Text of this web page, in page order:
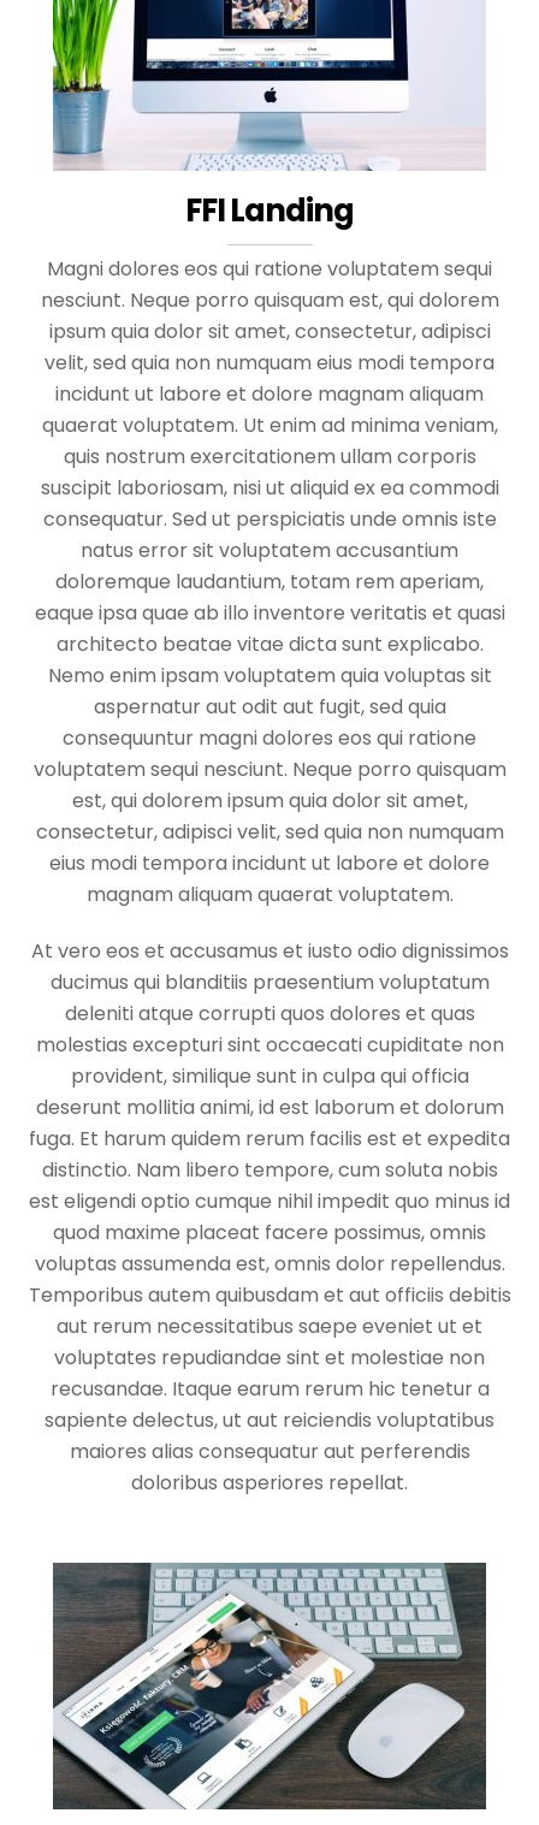
FFI Landing
Magni dolores eos qui ratione voluptatem sequi
nesciunt. Neque porro quisquam est, qui dolorem
ipsum quia dolor sit amet, consectetur, adipisci
velit, sed quia non numquam eius modi tempora
incidunt ut labore et dolore magnam aliquam
quaerat voluptatem. Ut enim ad minima veniam,
quis nostrum exercitationem ullam corporis
suscipit laboriosam, nisi ut aliquid ex ea commodi
consequatur. Sed ut perspiciatis unde omnis iste
natus error sit voluptatem accusantium
doloremque laudantium, totam rem aperiam,
eaque ipsa quae ab illo inventore veritatis et quasi
architecto beatae vitae dicta sunt explicabo.
Nemo enim ipsam voluptatem quia voluptas sit
aspernatur aut odit aut fugit, sed quia
consequuntur magni dolores eos qui ratione
voluptatem sequi nesciunt. Neque porro quisquam
est, qui dolorem ipsum quia dolor sit amet,
consectetur, adipisci velit, sed quia non numquam
eius modi tempora incidunt ut labore et dolore
magnam aliquam quaerat voluptatem.
At vero eos et accusamus et iusto odio dignissimos
ducimus qui blanditiis praesentium voluptatum
deleniti atque corrupti quos dolores et quas
molestias excepturi sint occaecati cupiditate non
provident, similique sunt in culpa qui officia
deserunt mollitia animi, id est laborum et dolorum
fuga. Et harum quidem rerum facilis est et expedita
distinctio. Nam libero tempore, cum soluta nobis
est eligendi optio cumque nihil impedit quo minus id
quod maxime placeat facere possimus, omnis
voluptas assumenda est, omnis dolor repellendus.
Temporibus autem quibusdam et aut officiis debitis
aut rerum necessitatibus saepe eveniet ut et
voluptates repudiandae sint et molestiae non
recusandae. Itaque earum rerum hic tenetur a
sapiente delectus, ut aut reiciendis voluptatibus
maiores alias consequatur aut perferendis
doloribus asperiores repellat.